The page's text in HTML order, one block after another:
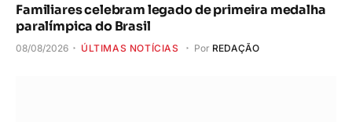
Familiares celebram legado de primeira medalha
paralímpica do Brasil
08/08/2026 ÚLTIMAS NOTÍCIAS Por REDAÇÃO